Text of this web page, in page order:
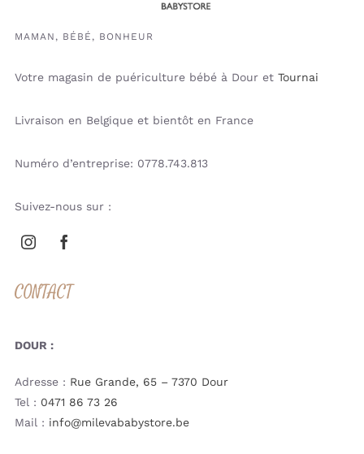
MAMAN, BÉBÉ, BONHEUR
Votre magasin de puériculture bébé à Dour et Tournai
Livraison en Belgique et bientôt en France
Numéro d’entreprise: 0778.743.813
Suivez-nous sur :
CONTACT
DOUR :
Adresse : Rue Grande, 65 – 7370 Dour
Tel : 0471 86 73 26
Mail : info@milevababystore.be